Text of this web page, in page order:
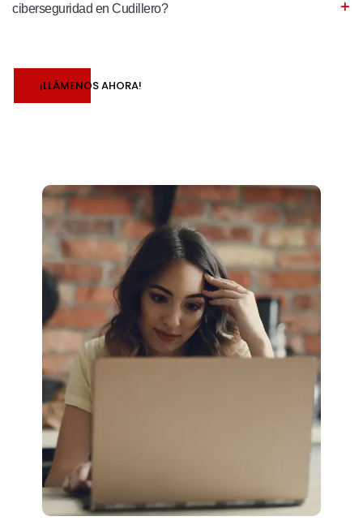
ciberseguridad en Cudillero?
¡LLÁMENOS AHORA!